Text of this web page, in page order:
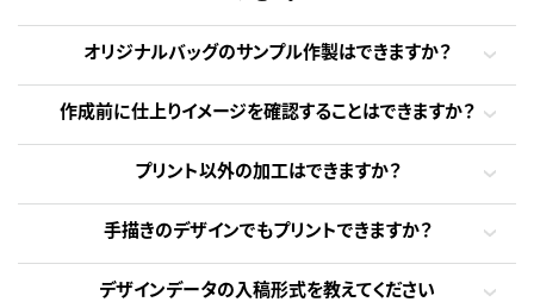
オリジナルバッグのサンプル作製はできますか？
作成前に仕上りイメージを確認することはできますか？
プリント以外の加工はできますか？
手描きのデザインでもプリントできますか？
デザインデータの入稿形式を教えてください